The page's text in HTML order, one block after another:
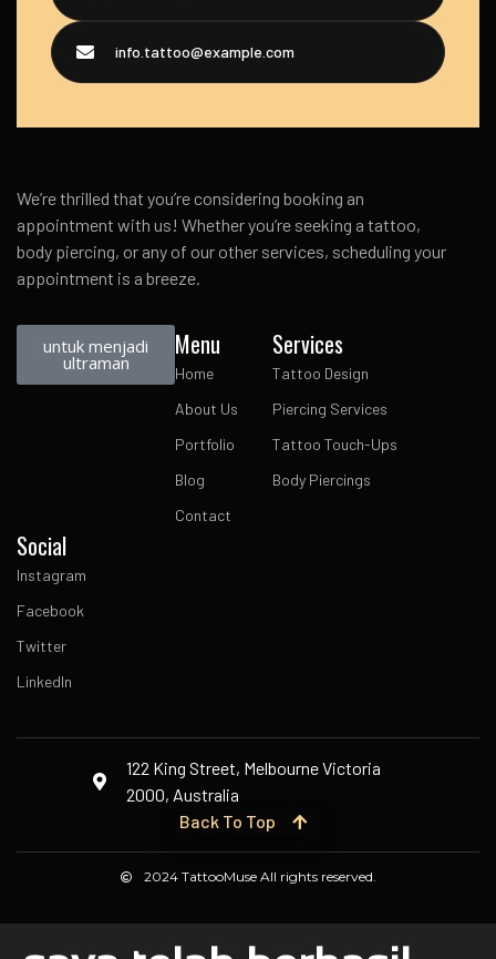
info.tattoo@example.com
We’re thrilled that you’re considering booking an
appointment with us! Whether you’re seeking a tattoo,
body piercing, or any of our other services, scheduling your
appointment is a breeze.
untuk menjadi
ultraman
Menu
Home
About Us
Portfolio
Blog
Contact
Services
Tattoo Design
Piercing Services
Tattoo Touch-Ups
Body Piercings
Social
Instagram
Facebook
Twitter
LinkedIn
122 King Street, Melbourne Victoria
2000, Australia
Back To Top
2024 TattooMuse All rights reserved.